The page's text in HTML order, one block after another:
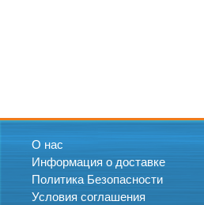
О нас
Информация о доставке
Политика Безопасности
Условия соглашения